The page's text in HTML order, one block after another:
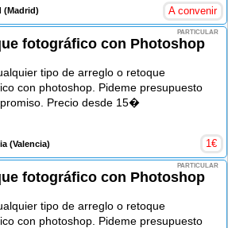
(Madrid) A convenir
PARTICULAR
fotográfico con Photoshop
tipo de arreglo o retoque
con photoshop. Pideme presupuesto
Precio desde 15�
(Valencia) 1€
PARTICULAR
fotográfico con Photoshop
tipo de arreglo o retoque
con photoshop. Pideme presupuesto